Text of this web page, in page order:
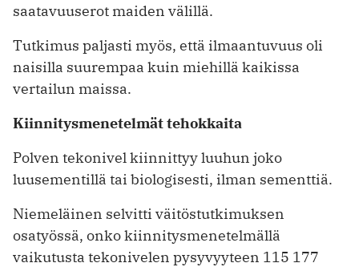
saatavuuserot maiden välillä.
Tutkimus paljasti myös, että ilmaantuvuus oli
naisilla suurempaa kuin miehillä kaikissa
vertailun maissa.
Kiinnitysmenetelmät tehokkaita
Polven tekonivel kiinnittyy luuhun joko
luusementillä tai biologisesti, ilman sementtiä.
Niemeläinen selvitti väitöstutkimuksen
osatyössä, onko kiinnitysmenetelmällä
vaikutusta tekonivelen pysyvyyteen 115 177